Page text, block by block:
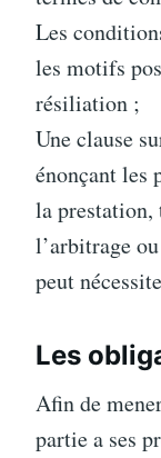
Les
les motifs
résiliation ;
Une clause
énonçant les
la prestation,
l’arbitrage
peut
Les
Afin de
partie a ses